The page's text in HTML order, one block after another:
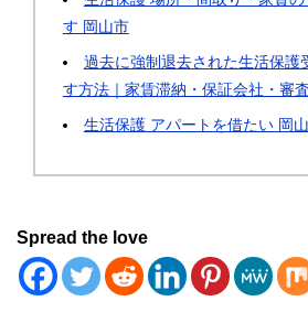
す 岡山市
過去に強制退去された生活保護
す方法｜家賃滞納・保証会社・審
生活保護 アパートを借たい 岡
Spread the love